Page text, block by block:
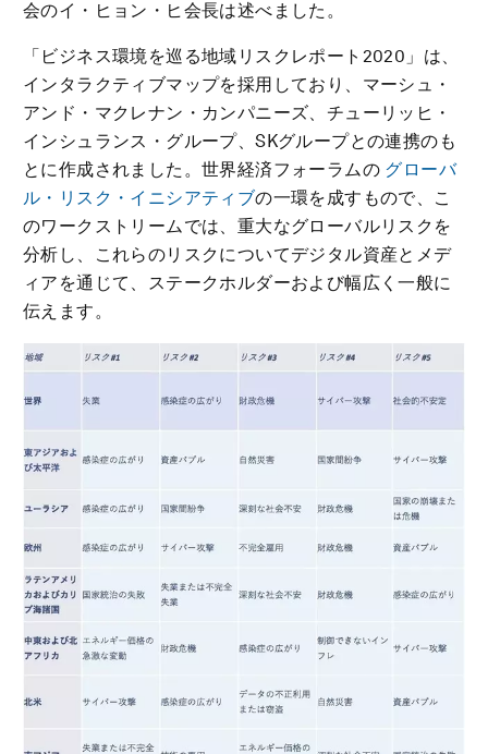
会のイ・ヒョン・ヒ会長は述べました。
「ビジネス環境を巡る地域リスクレポート2020」は、
インタラクティブマップを採用しており、マーシュ・
アンド・マクレナン・カンパニーズ、チューリッヒ・
インシュランス・グループ、SKグループとの連携のも
とに作成されました。世界経済フォーラムの グローバ
ル・リスク・イニシアティブの一環を成すもので、こ
のワークストリームでは、重大なグローバルリスクを
分析し、これらのリスクについてデジタル資産とメデ
ィアを通じて、ステークホルダーおよび幅広く一般に
伝えます。